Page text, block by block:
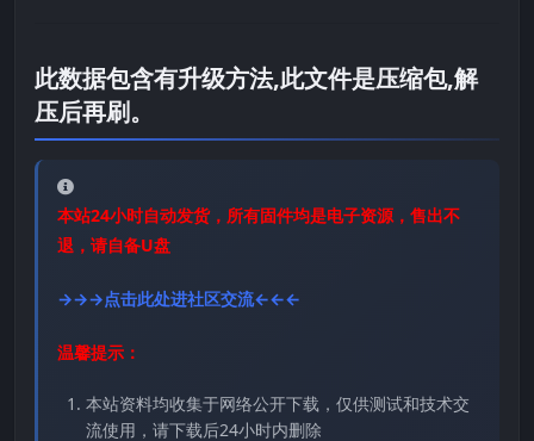
此数据包含有升级方法,此文件是压缩包,解
压后再刷。
本站24小时自动发货，所有固件均是电子资源，售出不
退，请自备U盘
→→→点击此处进社区交流←←←
温馨提示：
本站资料均收集于网络公开下载，仅供测试和技术交
流使用，请下载后24小时内删除